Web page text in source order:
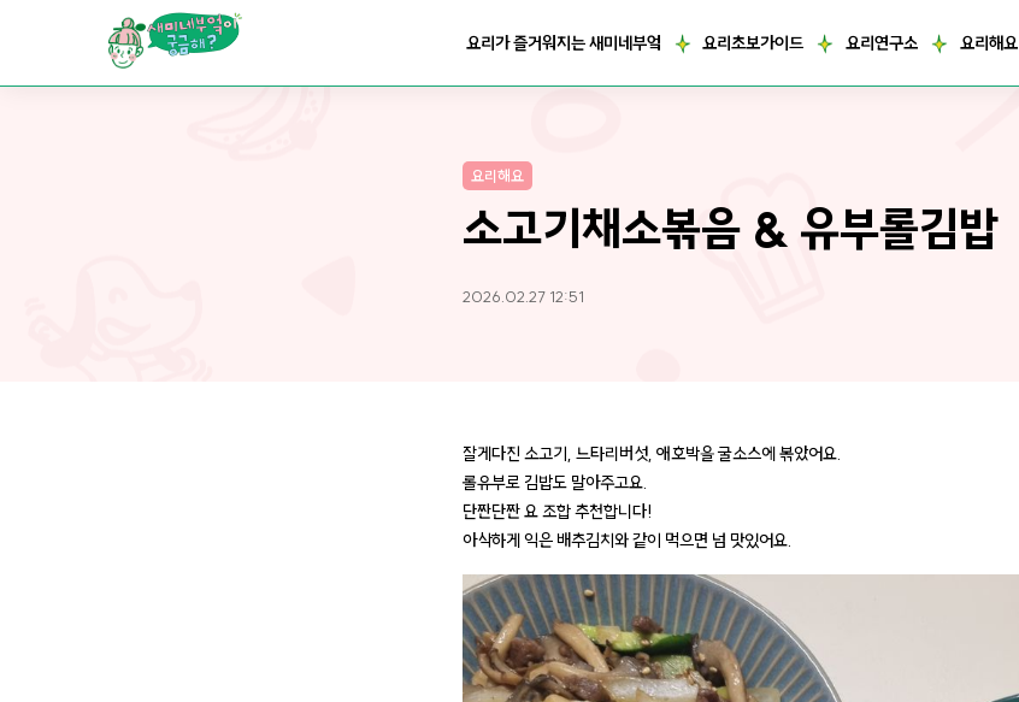
요리가 즐거워지는 새미네부엌 요리초보가이드 요리연구소 요리해요
요리해요
소고기채소볶음 & 유부롤김밥
2026.02.27 12:51
잘게다진 소고기, 느타리버섯, 애호박을 굴소스에 볶았어요.
롤유부로 김밥도 말아주고요.
단짠단짠 요 조합 추천합니다!
아삭하게 익은 배추김치와 같이 먹으면 넘 맛있어요.